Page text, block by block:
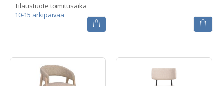
Tilaustuote toimitusaika
10-15 arkipäivää